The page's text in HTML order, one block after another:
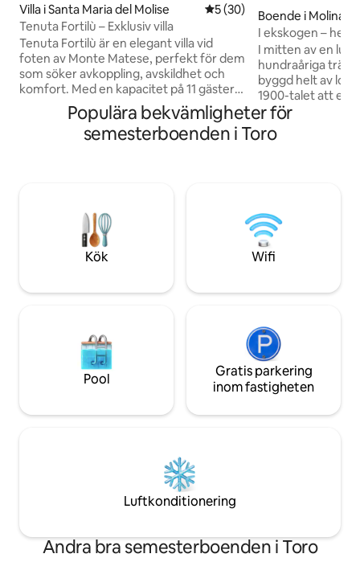
Villa i Santa Maria del Molise 5 av 5 i genomsnittligt
5 (30)
Tenuta Fortilù – Exklusiv villa
Tenuta Fortilù är en elegant villa vid
foten av Monte Matese, perfekt för dem
som söker avkoppling, avskildhet och
komfort. Med en kapacitet på 11 gäster
har den en trädgård med biopool, bastu,
badtunna och grillplats. Den varma och
välkomnande interiören inkluderar
familjer och grupper och erbjuder unika
upplevelser som blandar natur och
välbefinnande.
Boende i Molinara
I ekskogen – hela
I mitten av en
hundraåriga träd
byggd helt av
1900-talet att
vistelse, där du
vindens prassel;
ljus i
ligger på en tomt
källa och en bäck där vilda djur ibland
kommer nära
Populära bekvämligheter för
semesterboenden i Toro
Kök Wifi
Pool
Gratis parkering
inom fastigheten
Luftkonditionering
Andra bra semesterboenden i Toro